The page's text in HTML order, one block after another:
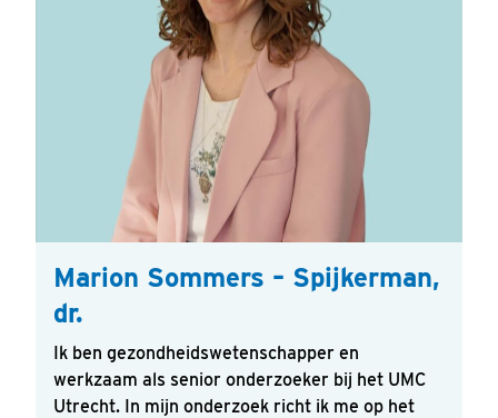
Verstuur
Marion Sommers – Spijkerman,
dr.
Ik ben gezondheidswetenschapper en
werkzaam als senior onderzoeker bij het UMC
Utrecht. In mijn onderzoek richt ik me op het